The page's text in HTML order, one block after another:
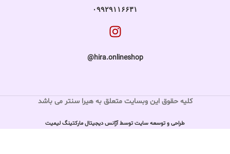
۰۹۹۲۹۱۱۶۶۳۱
hira.onlineshop@
کلیه حقوق این وبسایت متعلق به هیرا سنتر می باشد
طراحی و توسعه سایت توسط آژانس دیجیتال مارکتینگ لیمیت